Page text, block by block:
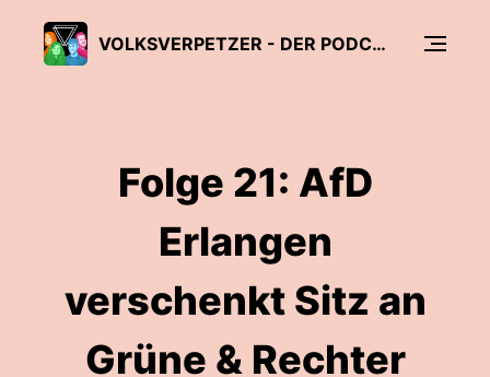
VOLKSVERPETZER - DER PODCAST
Folge 21: AfD
Erlangen
verschenkt Sitz an
Grüne & Rechter